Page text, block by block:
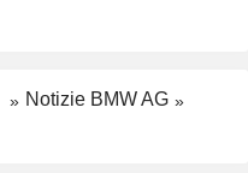
Notizie BMW AG